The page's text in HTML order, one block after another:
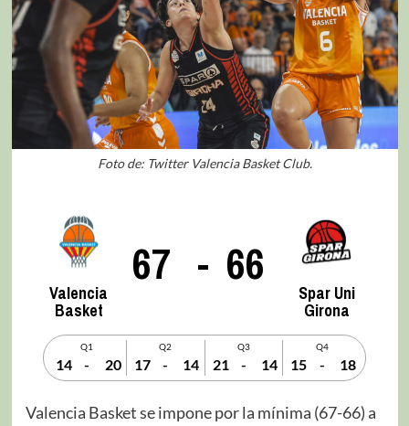
Foto de: Twitter Valencia Basket Club.
Valencia
Basket
67 - 66
Spar Uni
Girona
Q1
14 - 20
Q2
17 - 14
Q3
21 - 14
Q4
15 - 18
Valencia Basket se impone por la mínima (67-66) a